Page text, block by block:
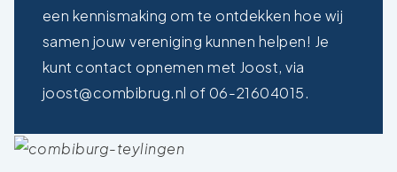
een kennismaking om te ontdekken hoe wij
samen jouw vereniging kunnen helpen! Je
kunt contact opnemen met Joost, via
joost@combibrug.nl of 06-21604015.